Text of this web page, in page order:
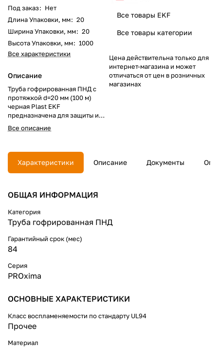
Под заказ: Нет
Длина Упаковки, мм: 20
Ширина Упаковки, мм: 20
Высота Упаковки, мм: 1000
Все характеристики
Описание
Труба гофрированная ПНД с
протяжкой d=20 мм (100 м)
черная Plast EKF
предназначена для защиты и
прокладки кабеля внутри и
снаружи помещений. Купить ее
цена зависит от поставки,
характеристики включают
диаметр 20 мм, бухту 100 м и
Все описание
Все товары EKF
Все товары категории
Цена действительна только для
интернет-магазина и может
отличаться от цен в розничных
магазинах
Характеристики Описание Документы
ОБЩАЯ ИНФОРМАЦИЯ
Категория
Труба гофрированная ПНД
Гарантийный срок (мес)
84
Серия
PROxima
ОСНОВНЫЕ ХАРАКТЕРИСТИКИ
Класс воспламеняемости по стандарту UL94
Прочее
Материал